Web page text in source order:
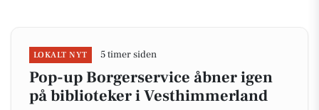
LOKALT NYT 5 timer siden
Pop-up Borgerservice åbner igen
på biblioteker i Vesthimmerland